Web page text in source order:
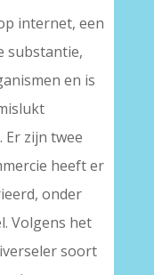
internet, een
substantie,
en is
zijn twee
heeft er
onder
Volgens het
soort